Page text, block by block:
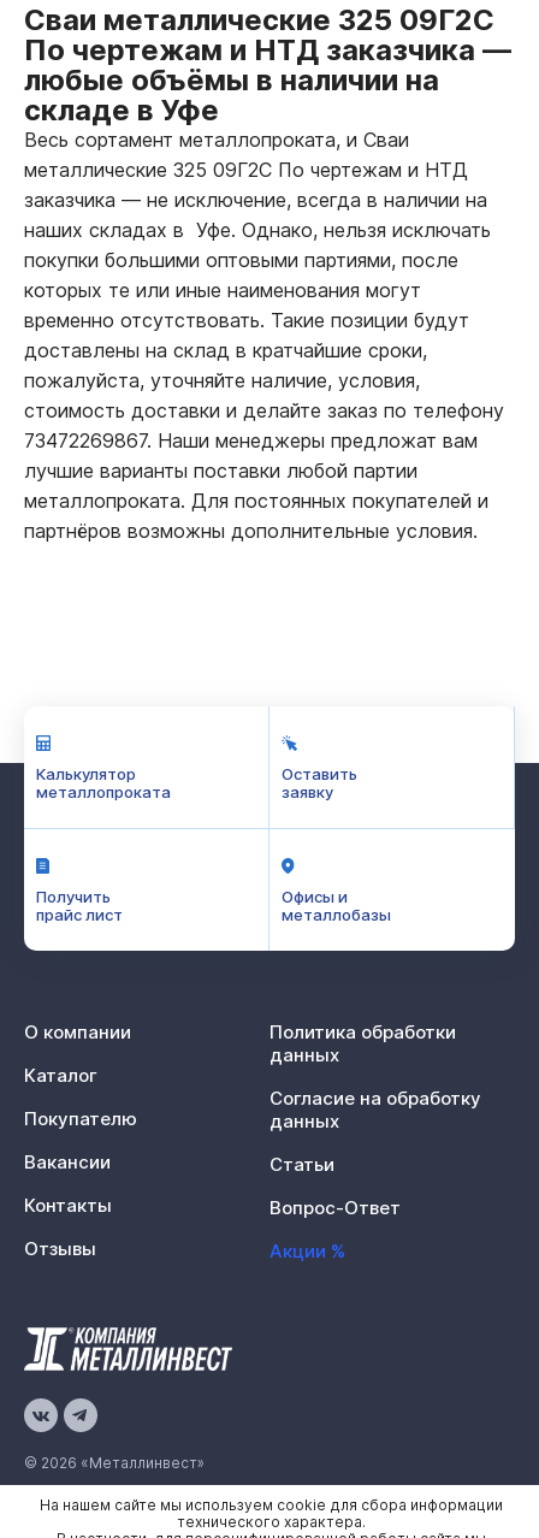
Сваи металлические 325 09Г2С
По чертежам и НТД заказчика —
любые объёмы в наличии на
складе в Уфе
Весь сортамент металлопроката, и Сваи
металлические 325 09Г2С По чертежам и НТД
заказчика — не исключение, всегда в наличии на
наших складах в Уфе. Однако, нельзя исключать
покупки большими оптовыми партиями, после
которых те или иные наименования могут
временно отсутствовать. Такие позиции будут
доставлены на склад в кратчайшие сроки,
пожалуйста, уточняйте наличие, условия,
стоимость доставки и делайте заказ по телефону
73472269867. Наши менеджеры предложат вам
лучшие варианты поставки любой партии
металлопроката. Для постоянных покупателей и
партнёров возможны дополнительные условия.
Калькулятор
металлопроката
Оставить
заявку
Получить
прайс лист
Офисы и
металлобазы
© 2026 «Металлинвест»
Политика конфиденциальности
О компании
Каталог
Покупателю
Вакансии
Контакты
Отзывы
Политика обработки
данных
Согласие на обработку
данных
Статьи
Вопрос-Ответ
Акции %
На нашем сайте мы используем cookie для сбора информации
технического характера.